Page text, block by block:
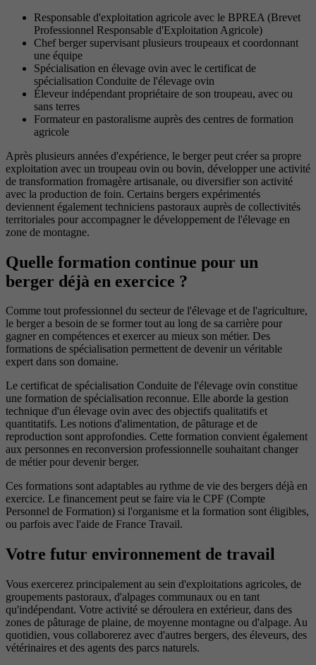
Responsable d'exploitation agricole avec le BPREA (Brevet
Professionnel Responsable d'Exploitation Agricole)
Chef berger supervisant plusieurs troupeaux et coordonnant
une équipe
Spécialisation en élevage ovin avec le certificat de
spécialisation Conduite de l'élevage ovin
Éleveur indépendant propriétaire de son troupeau, avec ou
sans terres
Formateur en pastoralisme auprès des centres de formation
agricole
Après plusieurs années d'expérience, le berger peut créer sa propre
exploitation avec un troupeau ovin ou bovin, développer une activité
de transformation fromagère artisanale, ou diversifier son activité
avec la production de foin. Certains bergers expérimentés
deviennent également techniciens pastoraux auprès de collectivités
territoriales pour accompagner le développement de l'élevage en
zone de montagne.
Quelle formation continue pour un
berger déjà en exercice ?
Comme tout professionnel du secteur de l'élevage et de l'agriculture,
le berger a besoin de se former tout au long de sa carrière pour
gagner en compétences et exercer au mieux son métier. Des
formations de spécialisation permettent de devenir un véritable
expert dans son domaine.
Le certificat de spécialisation Conduite de l'élevage ovin constitue
une formation de spécialisation reconnue. Elle aborde la gestion
technique d'un élevage ovin avec des objectifs qualitatifs et
quantitatifs. Les notions d'alimentation, de pâturage et de
reproduction sont approfondies. Cette formation convient également
aux personnes en reconversion professionnelle souhaitant changer
de métier pour devenir berger.
Ces formations sont adaptables au rythme de vie des bergers déjà en
exercice. Le financement peut se faire via le CPF (Compte
Personnel de Formation) si l'organisme et la formation sont éligibles,
ou parfois avec l'aide de France Travail.
Votre futur environnement de travail
Vous exercerez principalement au sein d'exploitations agricoles, de
groupements pastoraux, d'alpages communaux ou en tant
qu'indépendant. Votre activité se déroulera en extérieur, dans des
zones de pâturage de plaine, de moyenne montagne ou d'alpage. Au
quotidien, vous collaborerez avec d'autres bergers, des éleveurs, des
vétérinaires et des agents des parcs naturels.